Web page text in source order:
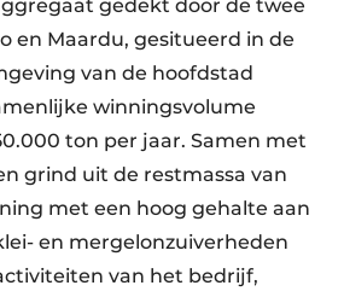
gedekt door de twee
en Maardu, gesitueerd in de
van de hoofdstad
winningsvolume
ton per jaar. Samen met
grind uit de restmassa van
met een hoog gehalte aan
en mergelonzuiverheden
van het bedrijf,